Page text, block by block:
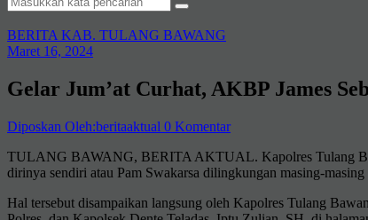
BERITA KAB. TULANG BAWANG
Maret 16, 2024
Gelar Jum’at Curhat, AKBP James
Diposkan Oleh:beritaaktual 0 Komentar
TULANG BAWANG, BERITA AKTUAL. Kapolres Tulang
dirinya sendiri atau Pam Swakarsa dilingkungan masing-masing
Hal tersebut disampaikan langsung oleh Kapolres Tulang